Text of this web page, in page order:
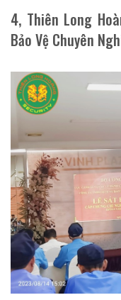
4, Thiên Long
Bảo Vệ Chuyên